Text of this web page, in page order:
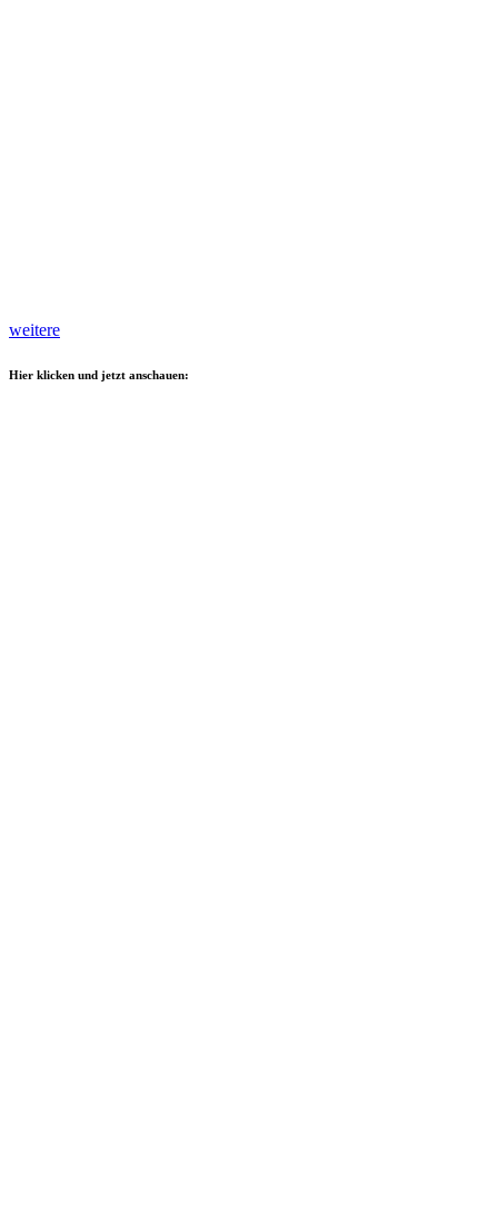
weitere
Hier klicken und jetzt anschauen: